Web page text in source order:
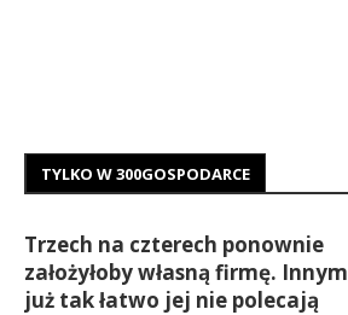
TYLKO W 300GOSPODARCE
Trzech na czterech ponownie
założyłoby własną firmę. Innym
już tak łatwo jej nie polecają